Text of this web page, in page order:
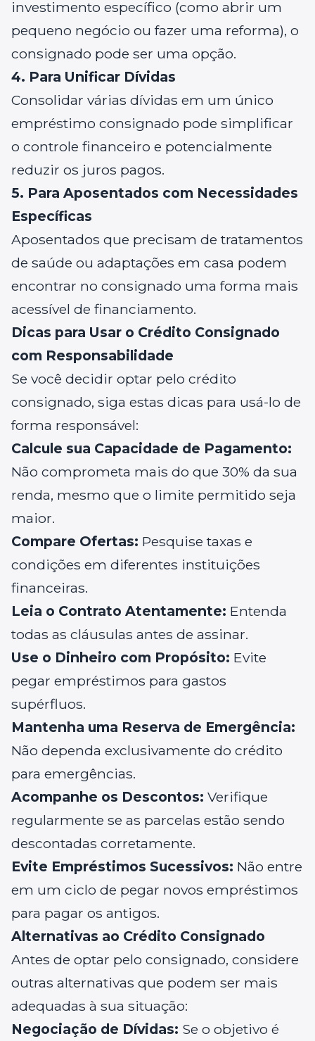
investimento específico (como abrir um
pequeno negócio ou fazer uma reforma), o
consignado pode ser uma opção.
4. Para Unificar Dívidas
Consolidar várias dívidas em um único
empréstimo consignado pode simplificar
o controle financeiro e potencialmente
reduzir os juros pagos.
5. Para Aposentados com Necessidades
Específicas
Aposentados que precisam de tratamentos
de saúde ou adaptações em casa podem
encontrar no consignado uma forma mais
acessível de financiamento.
Dicas para Usar o Crédito Consignado
com Responsabilidade
Se você decidir optar pelo crédito
consignado, siga estas dicas para usá-lo de
forma responsável:
Calcule sua Capacidade de Pagamento:
Não comprometa mais do que 30% da sua
renda, mesmo que o limite permitido seja
maior.
Compare Ofertas: Pesquise taxas e
condições em diferentes instituições
financeiras.
Leia o Contrato Atentamente: Entenda
todas as cláusulas antes de assinar.
Use o Dinheiro com Propósito: Evite
pegar empréstimos para gastos
supérfluos.
Mantenha uma Reserva de Emergência:
Não dependa exclusivamente do crédito
para emergências.
Acompanhe os Descontos: Verifique
regularmente se as parcelas estão sendo
descontadas corretamente.
Evite Empréstimos Sucessivos: Não entre
em um ciclo de pegar novos empréstimos
para pagar os antigos.
Alternativas ao Crédito Consignado
Antes de optar pelo consignado, considere
outras alternativas que podem ser mais
adequadas à sua situação:
Negociação de Dívidas: Se o objetivo é